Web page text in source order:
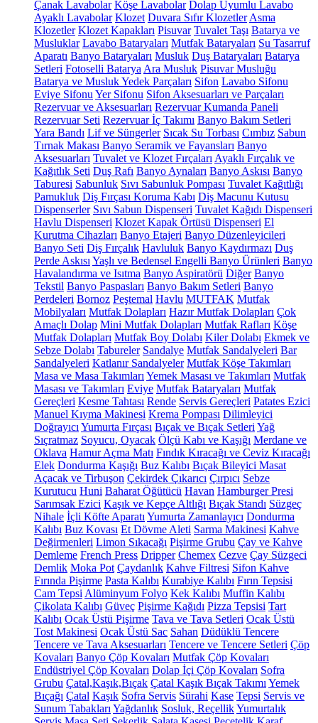
Çanak Lavabolar Köşe Lavabolar Dolap Uyumlu Lavabo
Ayaklı Lavabolar Klozet Duvara Sıfır Klozetler Asma
Klozetler Klozet Kapakları Pisuvar Tuvalet Taşı Batarya ve
Musluklar Lavabo Bataryaları Mutfak Bataryaları Su Tasarruf
Aparatı Banyo Bataryaları Musluk Duş Bataryaları Batarya
Setleri Fotoselli Batarya Ara Musluk Pisuvar Musluğu
Batarya ve Musluk Yedek Parçaları Sifon Lavabo Sifonu
Eviye Sifonu Yer Sifonu Sifon Aksesuarları ve Parçaları
Rezervuar ve Aksesuarları Rezervuar Kumanda Paneli
Rezervuar Seti Rezervuar İç Takımı Banyo Bakım Setleri
Yara Bandı Lif ve Süngerler Sıcak Su Torbası Cımbız Sabun
Tırnak Makası Banyo Seramik ve Fayansları Banyo
Aksesuarları Tuvalet ve Klozet Fırçaları Ayaklı Fırçalık ve
Kağıtlık Seti Duş Rafı Banyo Aynaları Banyo Askısı Banyo
Taburesi Sabunluk Sıvı Sabunluk Pompası Tuvalet Kağıtlığı
Pamukluk Diş Fırçası Koruma Kabı Diş Macunu Kutusu
Dispenserler Sıvı Sabun Dispenseri Tuvalet Kağıdı Dispenseri
Havlu Dispenseri Klozet Kapak Örtüsü Dispenseri El
Kurutma Cihazları Banyo Etajeri Banyo Düzenleyicileri
Banyo Seti Diş Fırçalık Havluluk Banyo Kaydırmazı Duş
Perde Askısı Yaşlı ve Bedensel Engelli Banyo Ürünleri Banyo
Havalandırma ve Isıtma Banyo Aspiratörü Diğer Banyo
Tekstil Banyo Paspasları Banyo Bakım Setleri Banyo
Perdeleri Bornoz Peştemal Havlu MUTFAK Mutfak
Mobilyaları Mutfak Dolapları Hazır Mutfak Dolapları Çok
Amaçlı Dolap Mini Mutfak Dolapları Mutfak Rafları Köşe
Mutfak Dolapları Mutfak Boy Dolabı Kiler Dolabı Ekmek ve
Sebze Dolabı Tabureler Sandalye Mutfak Sandalyeleri Bar
Sandalyeleri Katlanır Sandalyeler Mutfak Köşe Takımları
Masa ve Masa Takımları Yemek Masası ve Takımları Mutfak
Masası ve Takımları Eviye Mutfak Bataryaları Mutfak
Gereçleri Kesme Tahtası Rende Servis Gereçleri Patates Ezici
Manuel Kıyma Makinesi Krema Pompası Dilimleyici
Doğrayıcı Yumurta Fırçası Bıçak ve Bıçak Setleri Yağ
Sıçratmaz Soyucu, Oyacak Ölçü Kabı ve Kaşığı Merdane ve
Oklava Hamur Açma Matı Fındık Kıracağı ve Ceviz Kıracağı
Elek Dondurma Kaşığı Buz Kalıbı Bıçak Bileyici Masat
Açacak ve Tirbuşon Çekirdek Çıkarıcı Çırpıcı Sebze
Kurutucu Huni Baharat Öğütücü Havan Hamburger Presi
Sarımsak Ezici Kaşık ve Kepçe Altlığı Bıçak Standı Süzgeç
Nihale İçli Köfte Aparatı Yumurta Zamanlayıcı Dondurma
Kalıbı Buz Kovası Et Dövme Aleti Sarma Makinesi Kahve
Değirmenleri Limon Sıkacağı Pişirme Grubu Çay ve Kahve
Demleme French Press Dripper Chemex Cezve Çay Süzgeci
Demlik Moka Pot Çaydanlık Kahve Filtresi Sifon Kahve
Fırında Pişirme Pasta Kalıbı Kurabiye Kalıbı Fırın Tepsisi
Cam Tepsi Alüminyum Folyo Kek Kalıbı Muffin Kalıbı
Çikolata Kalıbı Güveç Pişirme Kağıdı Pizza Tepsisi Tart
Kalıbı Ocak Üstü Pişirme Tava ve Tava Setleri Ocak Üstü
Tost Makinesi Ocak Üstü Sac Sahan Düdüklü Tencere
Tencere ve Tava Aksesuarları Tencere ve Tencere Setleri Çöp
Kovaları Banyo Çöp Kovaları Mutfak Çöp Kovaları
Endüstriyel Çöp Kovaları Dolap İçi Çöp Kovaları Sofra
Grubu Çatal,Kaşık,Bıçak Çatal Kaşık Bıçak Takımı Yemek
Bıçağı Çatal Kaşık Sofra Servis Sürahi Kase Tepsi Servis ve
Sunum Tabakları Yağdanlık Sosluk, ReçellikYumurtalık